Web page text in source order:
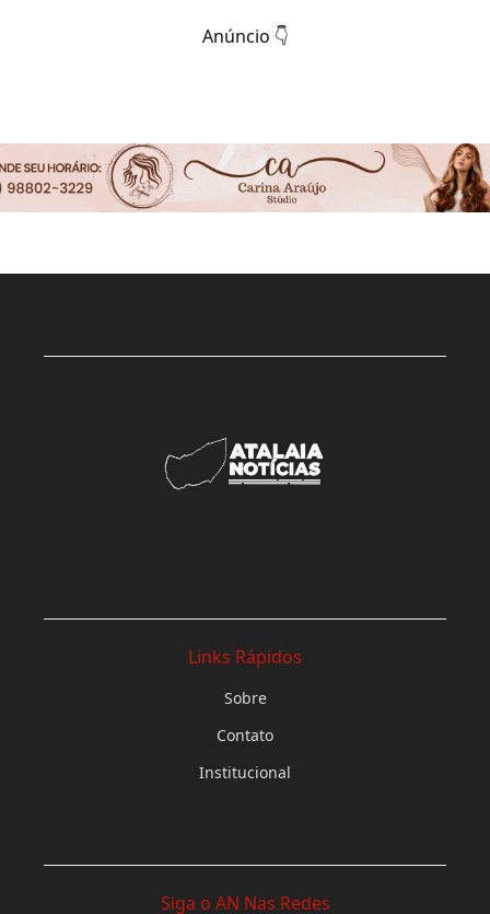
Anúncio 👇
Links Rápidos
Sobre
Contato
Institucional
Siga o AN Nas Redes